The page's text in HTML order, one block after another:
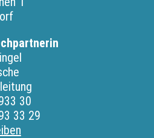
30
33 29